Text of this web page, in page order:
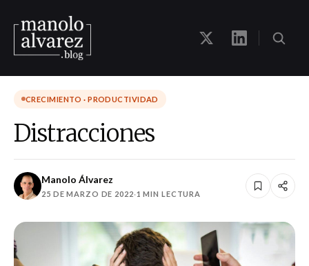
CRECIMIENTO · PRODUCTIVIDAD
Distracciones
Manolo Álvarez
25 DE MARZO DE 2022·1 MIN LECTURA